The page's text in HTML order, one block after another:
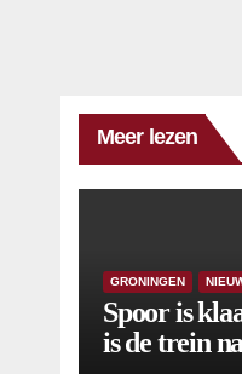
Meer lezen
GRONINGEN
Spoor is
is de trein